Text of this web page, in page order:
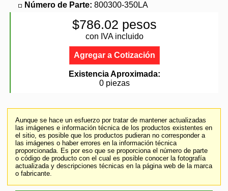
Número de Parte: 800300-350LA
$786.02 pesos
con IVA incluido
Agregar a Cotización
Existencia Aproximada:
0 piezas
Aunque se hace un esfuerzo por tratar de mantener actualizadas
las imágenes e información técnica de los productos existentes en
el sitio, es posible que los productos pudieran no corresponder a
las imágenes o haber errores en la información técnica
proporcionada. Es por eso que se proporciona el número de parte
o código de producto con el cual es posible conocer la fotografía
actualizada y descripciones técnicas en la página web de la marca
o fabricante.